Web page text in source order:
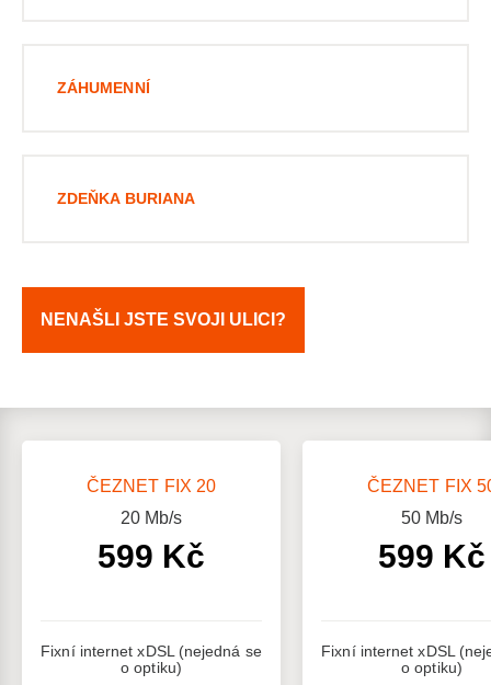
ZÁHUMENNÍ
ZDEŇKA BURIANA
NENAŠLI JSTE SVOJI ULICI?
ČEZNET FIX 20
20Mb/s
599 Kč
Fixní internet xDSL (nejedná se
o optiku)
ČEZNET FIX
50Mb/s
599 Kč
Fixní internet xDSL
o optiku)